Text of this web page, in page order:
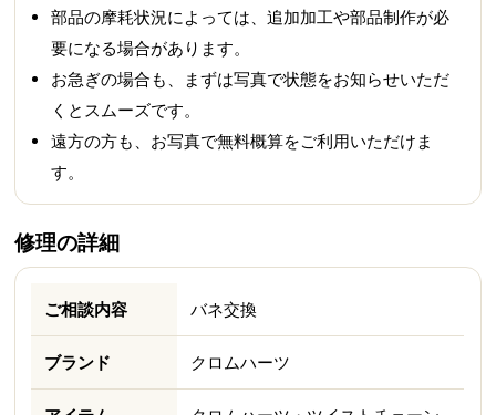
部品の摩耗状況によっては、追加加工や部品制作が必
要になる場合があります。
お急ぎの場合も、まずは写真で状態をお知らせいただ
くとスムーズです。
遠方の方も、お写真で無料概算をご利用いただけま
す。
修理の詳細
ご相談内容 バネ交換
ブランド クロムハーツ